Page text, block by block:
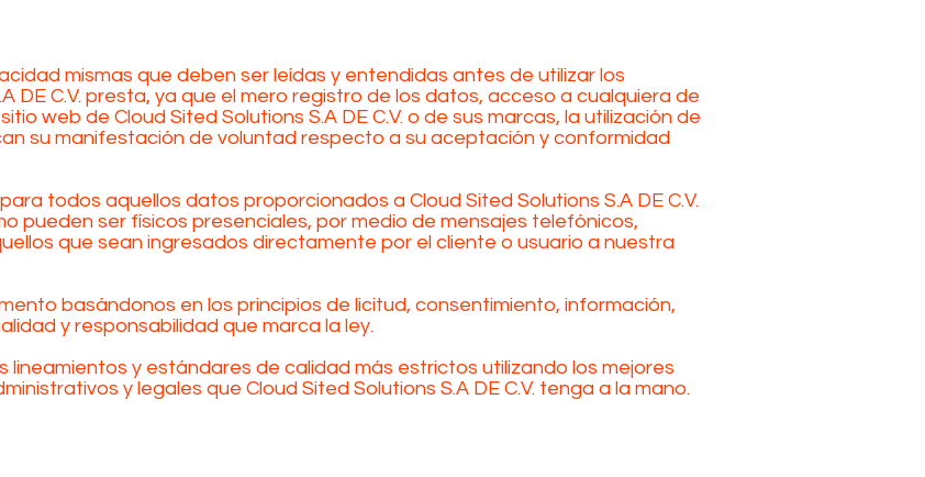
mismas que deben ser leídas y entendidas antes de utilizar los
DE C.V. presta, ya que el mero registro de los datos, acceso a cualquiera de
web de Cloud Sited Solutions S.A DE C.V. o de sus marcas, la utilización de
su manifestación de voluntad respecto a su aceptación y conformidad
todos aquellos datos proporcionados a Cloud Sited Solutions S.A DE C.V.
pueden ser físicos presenciales, por medio de mensajes telefónicos,
que sean ingresados directamente por el cliente o usuario a nuestra
basándonos en los principios de licitud, consentimiento, información,
y responsabilidad que marca la ley.
lineamientos y estándares de calidad más estrictos utilizando los mejores
y legales que Cloud Sited Solutions S.A DE C.V. tenga a la mano.